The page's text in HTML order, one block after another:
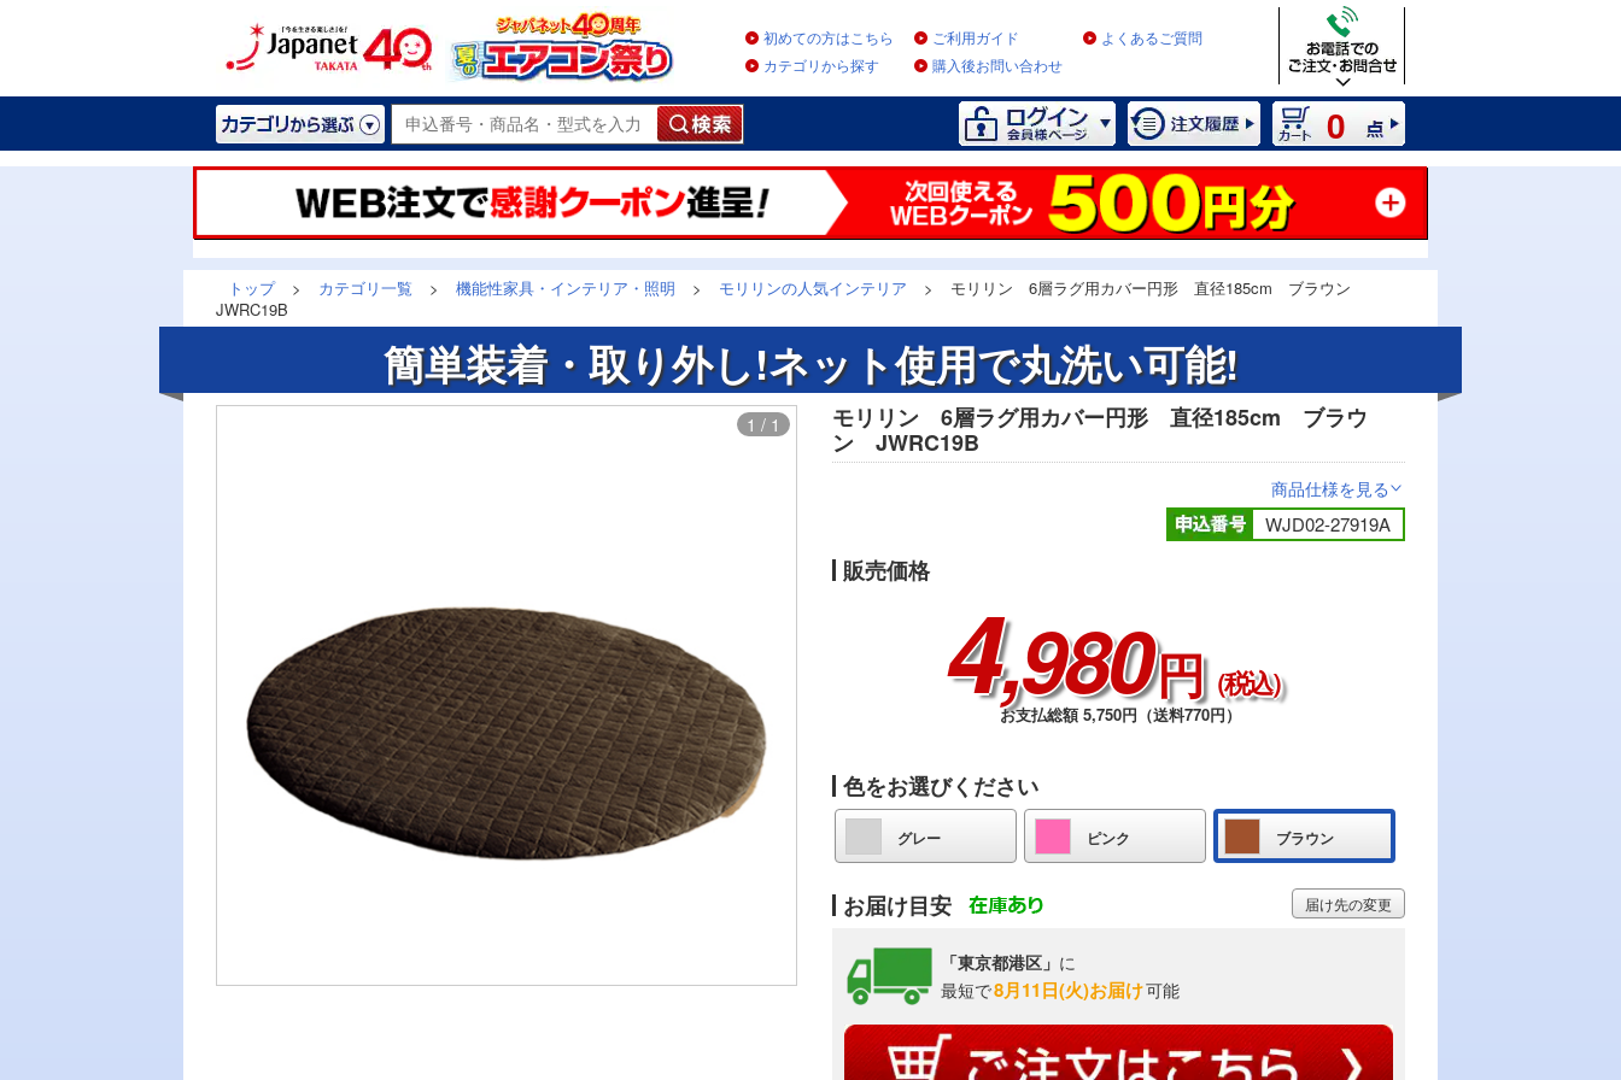
初めての方はこちら ご利用ガイド
よくあるご質問
カテゴリから探す
購入後お問い合わせ
0
トップ > カテゴリ一覧 > 機能性家具・インテリア・照明 > モリリンの人気インテリア >
モリリン 6層ラグ用カバー円形 直径185cm ブラウン
JWRC19B
簡単装着・取り外し!ネット使用で丸洗い可能!
1 / 1
モリリン 6層ラグ用カバー円形 直径185cm ブラウ
ン JWRC19B
商品仕様を見る>
WJD02-27919A
販売価格
4,980円 （税込）
お支払総額 5,750円（送料770円）
色をお選びください
グレー ピンク ブラウン
お届け目安
「東京都港区」 に
最短で8月11日(火)お届け可能
届け先の変更